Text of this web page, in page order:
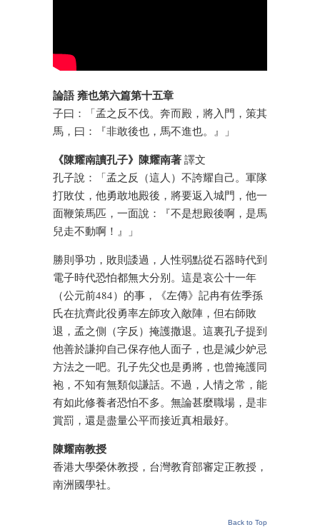
論語 雍也第六篇第十五章
子曰：「孟之反不伐。奔而殿，將入門，策其
馬，曰：『非敢後也，馬不進也。』」
《陳耀南讀孔子》陳耀南著 譯文
孔子說：「孟之反（這人）不誇耀自己。軍隊
打敗仗，他勇敢地殿後，將要返入城門，他一
面鞭策馬匹，一面說：『不是想殿後啊，是馬
兒走不動啊！』」
勝則爭功，敗則諉過，人性弱點從石器時代到
電子時代恐怕都無大分别。這是哀公十一年
（公元前484）的事，《左傳》記冉有佐季孫
氏在抗齊此役勇率左師攻入敵陣，但右師敗
退，孟之側（字反）掩護撒退。這裏孔子提到
他善於謙抑自己保存他人面子，也是減少妒忌
方法之一吧。孔子先父也是勇將，也曾掩護同
袍，不知有無類似謙話。不過，人情之常，能
有如此修養者恐怕不多。無論甚麼職場，是非
賞罰，還是盡量公平而接近真相最好。
陳耀南教授
香港大學榮休教授，台灣教育部審定正教授，
南洲國學社。
Back to Top